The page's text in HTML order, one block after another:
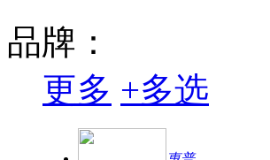
品牌：
更多 +多选